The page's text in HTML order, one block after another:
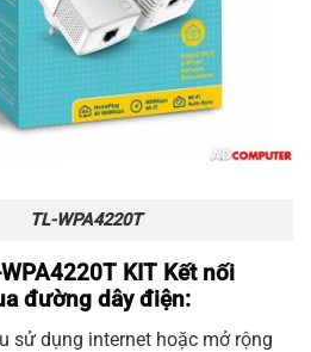
TL-WPA4220T
KIT Kết nối
đường dây điện:
sử dụng internet hoặc mở rộng